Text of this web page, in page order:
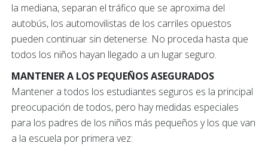
la mediana, separan el tráfico que se aproxima del
autobús, los automovilistas de los carriles opuestos
pueden continuar sin detenerse. No proceda hasta que
todos los niños hayan llegado a un lugar seguro.
MANTENER A LOS PEQUEÑOS ASEGURADOS
Mantener a todos los estudiantes seguros es la principal
preocupación de todos, pero hay medidas especiales
para los padres de los niños más pequeños y los que van
a la escuela por primera vez: